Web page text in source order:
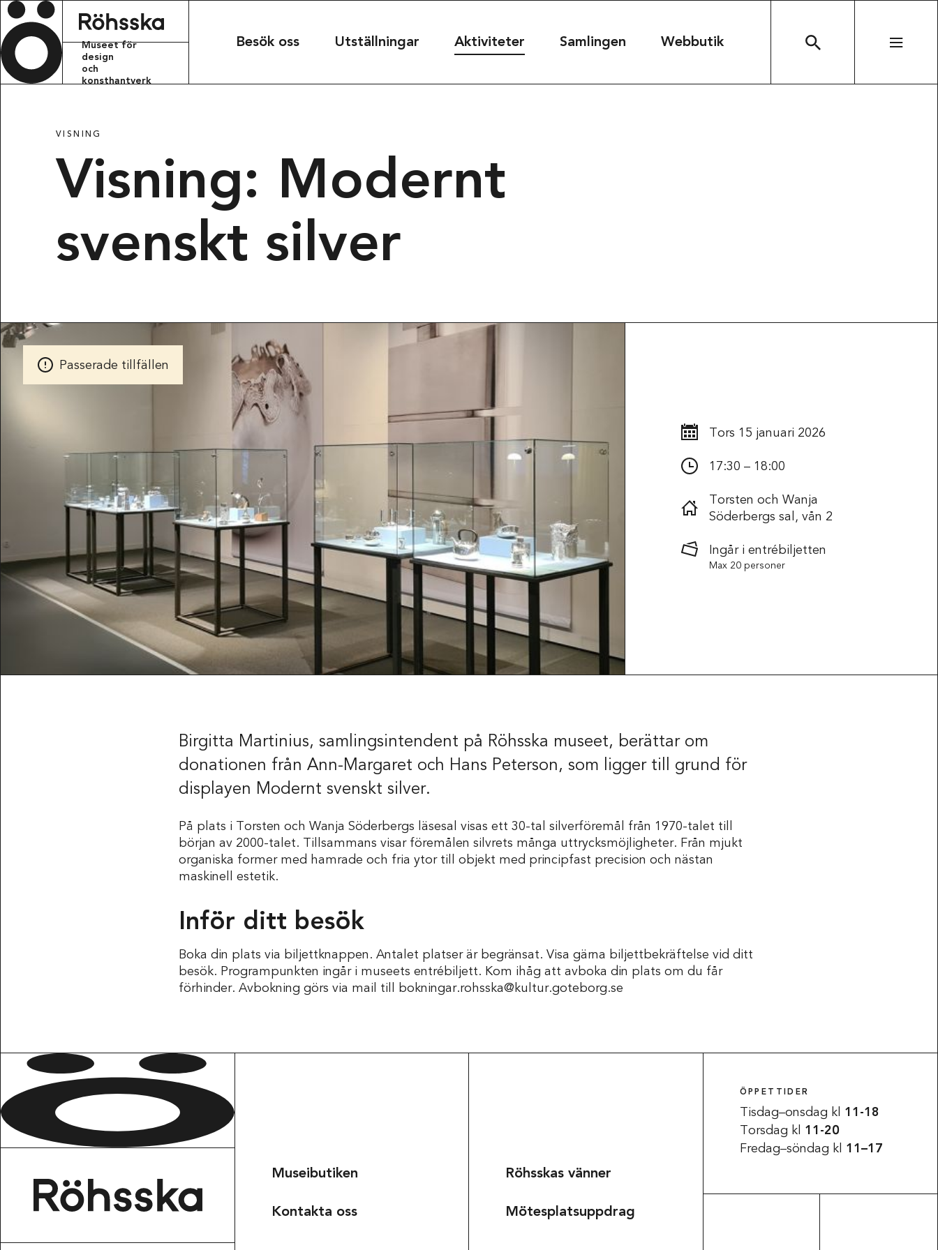
Museet för
design
och
konsthantverk
Besök oss Utställningar Aktiviteter Samlingen Webbutik
+46 31 368 31 50
BESÖKSADRESS
Röhsska museet
Vasagatan 37-39
411 37 Göteborg, Sweden
Röhsska museet
Vasagatan 37-39
Box 53178
SE-400 15 Göteborg
SPRÅK
Svenska English Deutsch
Skola
VISNING
Visning: Modernt
svenskt silver
Passerade tillfällen
Tors 15 januari 2026
17:30 – 18:00
Torsten och Wanja
Söderbergs sal, vån 2
Ingår i entrébiljetten
Max 20 personer
Birgitta Martinius, samlingsintendent på Röhsska museet, berättar om
donationen från Ann-Margaret och Hans Peterson, som ligger till grund för
displayen Modernt svenskt silver.
På plats i Torsten och Wanja Söderbergs läsesal visas ett 30-tal silverföremål från 1970-talet till
början av 2000-talet. Tillsammans visar föremålen silvrets många uttrycksmöjligheter. Från mjukt
organiska former med hamrade och fria ytor till objekt med principfast precision och nästan
maskinell estetik.
Inför ditt besök
Boka din plats via biljettknappen. Antalet platser är begränsat. Visa gärna biljettbekräftelse vid ditt
besök. Programpunkten ingår i museets entrébiljett. Kom ihåg att avboka din plats om du får
förhinder. Avbokning görs via mail till bokningar.rohsska@kultur.goteborg.se
Museibutiken
Kontakta oss
Röhsskas vänner
Mötesplatsuppdrag
ÖPPETTIDER
Tisdag–onsdag kl 11-18
Torsdag kl 11-20
Fredag–söndag kl 11–17